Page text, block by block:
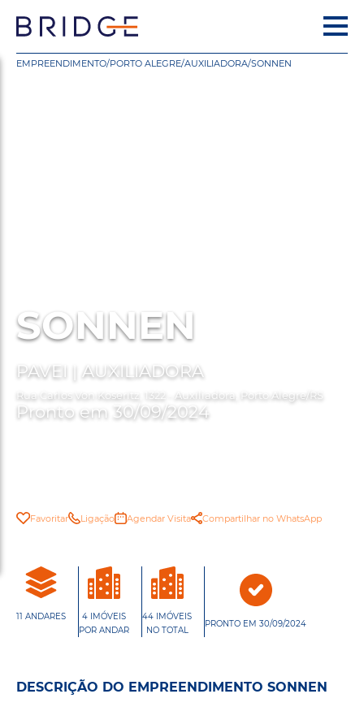
EMPREENDIMENTO/PORTO ALEGRE/AUXILIADORA/SONNEN
SONNEN
PAVEI | AUXILIADORA
Rua Carlos Von Koseritz, 1322 - Auxiliadora, Porto Alegre/RS
Pronto em 30/09/2024
Favoritar Ligação Agendar Visita Compartilhar no WhatsApp
11 ANDARES
4 IMÓVEIS
POR ANDAR
44 IMÓVEIS
NO TOTAL
PRONTO EM 30/09/2024
DESCRIÇÃO DO EMPREENDIMENTO SONNEN